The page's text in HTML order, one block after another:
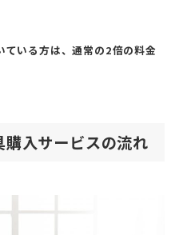
ている方は、通常の2倍の料金
入サービスの流れ